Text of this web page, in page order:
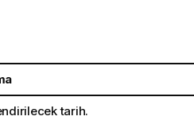
tarih.